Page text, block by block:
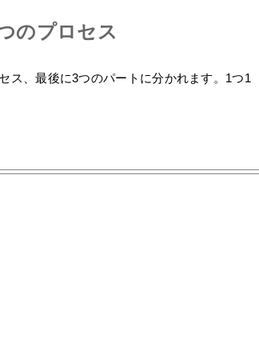
のプロセス
ス、最後に3つのパートに分かれます。1つ1